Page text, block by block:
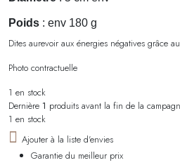
Poids : env 180 g
Dites aurevoir aux énergies négatives grâce
Photo contractuelle
1 en stock
Dernière 1 produits avant la fin de la
1 en stock
Ajouter à la liste d'envies
Garantie du meilleur prix